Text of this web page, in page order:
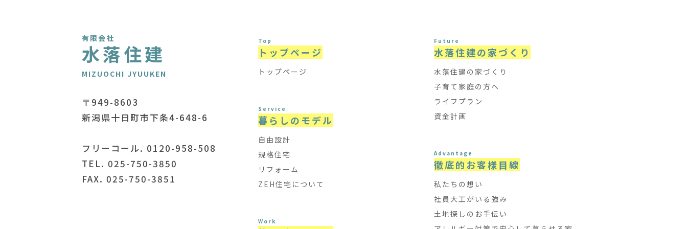
有限会社
水落住建
MIZUOCHI JYUUKEN
〒949-8603
新潟県十日町市下条4-648-6
フリーコール. 0120-958-508
TEL. 025-750-3850
FAX. 025-750-3851
Top
トップページ
トップページ
Service
暮らしのモデル
自由設計
規格住宅
リフォーム
ZEH住宅について
Work
Future
水落住建の家づくり
水落住建の家づくり
子育て家庭の方へ
ライフプラン
資金計画
Advantage
徹底的お客様目線
私たちの想い
社員大工がいる強み
土地探しのお手伝い